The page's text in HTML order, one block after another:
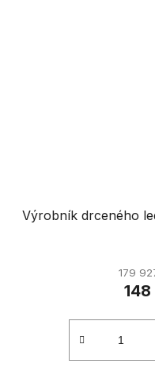
Výrobník drceného
179